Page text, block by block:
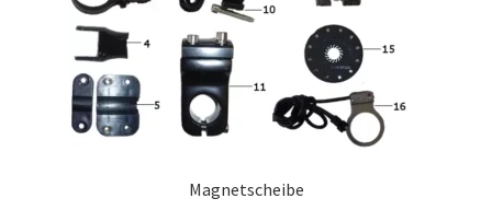
Magnetscheibe